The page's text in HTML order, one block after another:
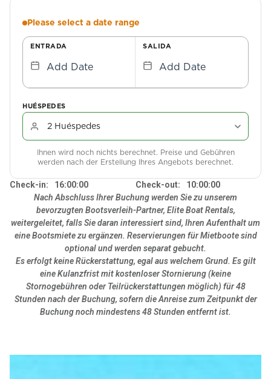
Please select a date range
ENTRADA
Add Date
SALIDA
Add Date
HUÉSPEDES
Ihnen wird noch nichts berechnet. Preise und Gebühren
werden nach der Erstellung Ihres Angebots berechnet.
Check-in: 16:00:00 Check-out:
10:00:00
Nach Abschluss Ihrer Buchung werden Sie zu unserem
bevorzugten Bootsverleih-Partner, Elite Boat Rentals,
weitergeleitet, falls Sie daran interessiert sind, Ihren Aufenthalt um
eine Bootsmiete zu ergänzen. Reservierungen für Mietboote sind
optional und werden separat gebucht.
Es erfolgt keine Rückerstattung, egal aus welchem Grund. Es gilt
eine Kulanzfrist mit kostenloser Stornierung (keine
Stornogebühren oder Teilrückerstattungen möglich) für 48
Stunden nach der Buchung, sofern die Anreise zum Zeitpunkt der
Buchung noch mindestens 48 Stunden entfernt ist.